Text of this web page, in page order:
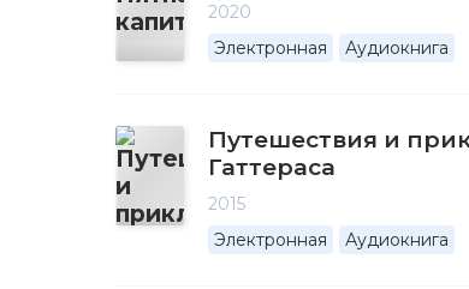
2020
Электронная
Аудиокнига
Путешествия и
Гаттераса
2015
Электронная
Аудиокнига